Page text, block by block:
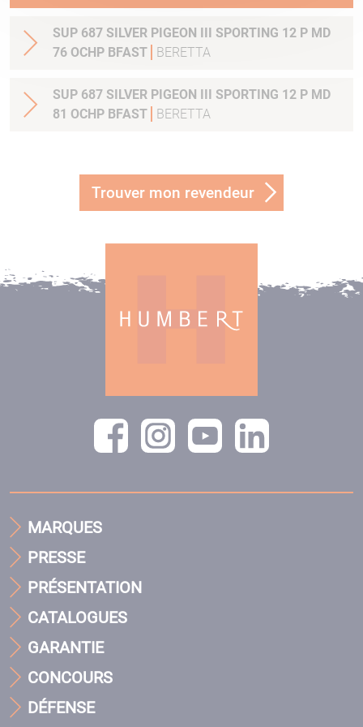
SUP 687 SILVER PIGEON III SPORTING 12 P MD
76 OCHP BFAST
BERETTA
SUP 687 SILVER PIGEON III SPORTING 12 P MD
81 OCHP BFAST
BERETTA
Trouver mon revendeur
MARQUES
PRESSE
PRÉSENTATION
CATALOGUES
GARANTIE
CONCOURS
DÉFENSE